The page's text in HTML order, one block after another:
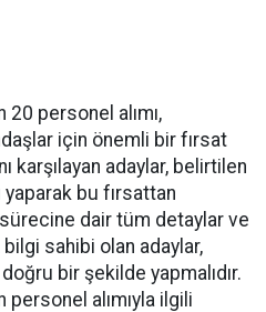
personel alımı,
için önemli bir fırsat
karşılayan adaylar, belirtilen
yaparak bu fırsattan
dair tüm detaylar ve
sahibi olan adaylar,
bir şekilde yapmalıdır.
alımıyla ilgili